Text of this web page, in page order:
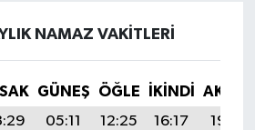
NAMAZ VAKITLERI
GÜNEŞ ÖĞLE İKINDI
05:11 12:25 16:17
19:30